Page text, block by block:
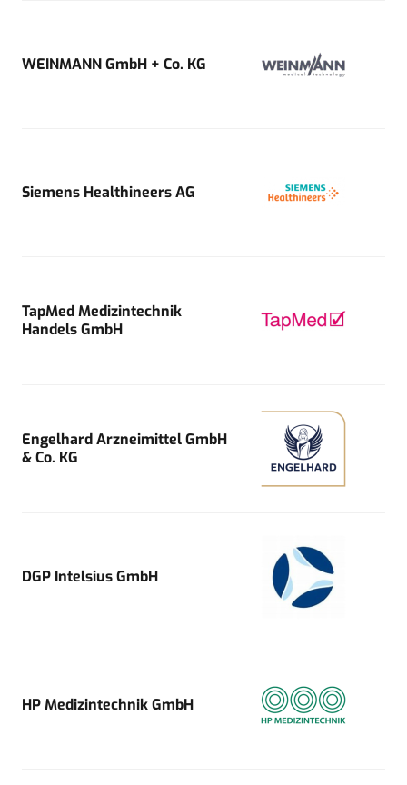
WEINMANN GmbH + Co. KG
Siemens Healthineers AG
TapMed Medizintechnik
Handels GmbH
Engelhard Arzneimittel GmbH
& Co. KG
DGP Intelsius GmbH
HP Medizintechnik GmbH